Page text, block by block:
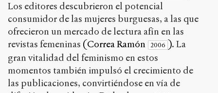
Los editores descubrieron el potencial
consumidor de las mujeres burguesas, a las que
ofrecieron un mercado de lectura afín en las
revistas femeninas (Correa Ramón 2006 ). La
gran vitalidad del feminismo en estos
momentos también impulsó el crecimiento de
las publicaciones, convirtiéndose en vía de